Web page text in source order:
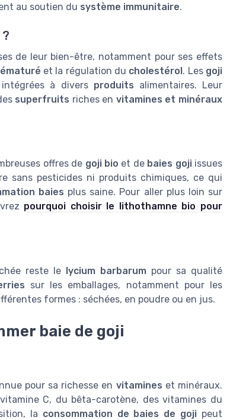
au soutien du système immunitaire.
de leur bien-être, notamment pour ses effets
et la régulation du cholestérol. Les goji
à divers produits alimentaires. Leur
superfruits riches en vitamines et minéraux
offres de goji bio et de baies gojiissues
sans pesticides ni produits chimiques, ce qui
baies plus saine. Pour aller plus loin sur
pourquoi choisir le lithothamne bio pour
reste le lycium barbarum pour sa qualité
sur les emballages, notamment pour les
formes : séchées, en poudre ou en jus.
baie de goji
pour sa richesse en vitamines et minéraux.
C, du bêta-carotène, des vitamines du
la consommation de baies de goji peut